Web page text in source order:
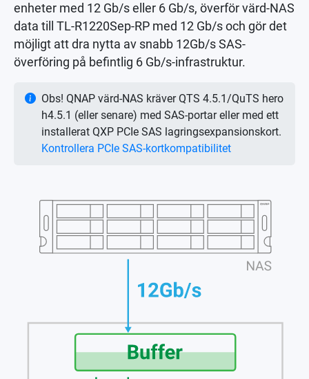
enheter med 12 Gb/s eller 6 Gb/s, överför värd-NAS
data till TL-R1220Sep-RP med 12 Gb/s och gör det
möjligt att dra nytta av snabb 12Gb/s SAS-
överföring på befintlig 6 Gb/s-infrastruktur.
Obs! QNAP värd-NAS kräver QTS 4.5.1/QuTS hero
h4.5.1 (eller senare) med SAS-portar eller med ett
installerat QXP PCIe SAS lagringsexpansionskort.
Kontrollera PCIe SAS-kortkompatibilitet